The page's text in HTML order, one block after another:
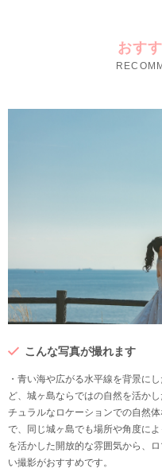
おす
こんな写真が撮れます
・青い海や広がる水平線を背景に
ど、城ヶ島ならではの自然を活か
チュラルなロケーションでの自然
で、同じ城ヶ島でも場所や角度に
を活かした開放的な雰囲気から、
い撮影がおすすめです。